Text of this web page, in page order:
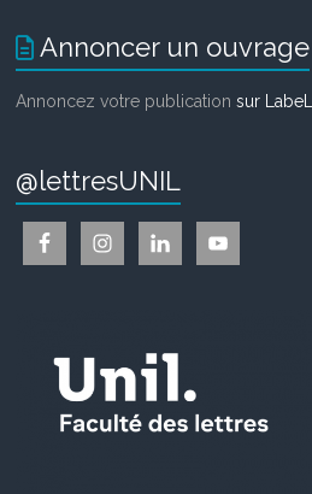
Annoncer un ouvrage
Annoncez votre publicationsur
@lettresUNIL